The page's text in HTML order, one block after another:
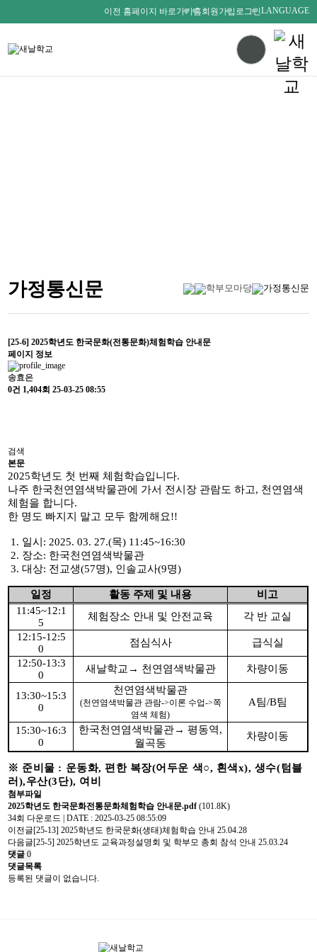
이전 홈페이지 바로가기홈회원가입 로그인LANGUAGE
가정통신문 학부모마당 가정통신문
[25-6] 2025학년도 한국문화(전통문화)체험학습 안내문
페이지 정보
송효은
0건 1,404회 25-03-25 08:55
검색
본문
2025학년도 첫 번째 체험학습입니다.
나주 한국천연염색박물관에 가서 전시장 관람도 하고, 천연염색
체험을 합니다.
한 명도 빠지지 말고 모두 함께해요!!
1. 일시 : 2025. 03. 27.(목) 11:45~16:30
2. 장소: 한국천연염색박물관
3.대상: 전교생(57명), 인솔교사(9명)
일정 활동 주제 및 내용
비고
11:45~12:1
5
체험장소 안내 및 안전교육
각 반 교실
12:15-12:5
0
점심식사
급식실
12:50-13:3
0
새날학교 → 천연염색박물관 차량이동
13:30~15:3
0
천연염색박물관
(천연염색박물관 관람->이론 수업->쪽
염색 체험)
A팀/B팀
15:30~16:3
0
한국천연염색박물관→ 평동역,
월곡동
차량이동
※ 준비물 : 운동화, 편한 복장(어두운 색○, 흰색x), 생수(텀블
러 ),우산(3단), 여비
첨부파일
2025학년도 한국문화전통문화체험학습 안내문.pdf(101.8K)
34회 다운로드 | DATE : 2025-03-25 08:55:09
이전글[25-13] 2025학년도 한국문화(생태)체험학습 안내 25.04.28
다음글[25-5] 2025학년도 교육과정설명회 및 학부모 총회 참석 안내 25.03.24
댓글 0
댓글목록
등록된 댓글이 없습니다.